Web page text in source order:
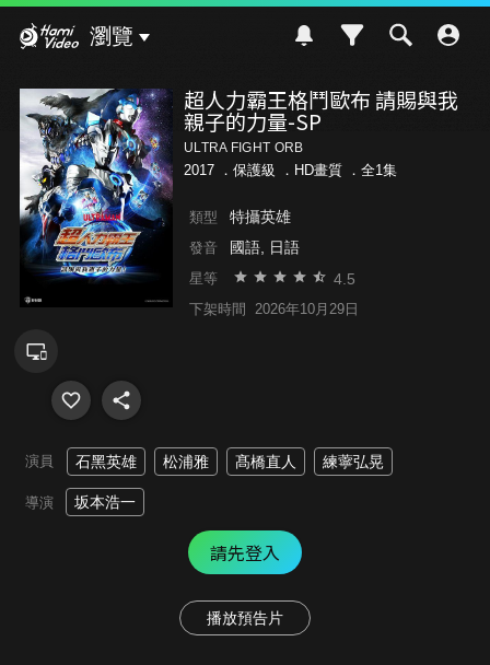
瀏覽
超人力霸王格鬥歐布 請賜與我
親子的力量-SP
ULTRA FIGHT ORB
2017 ． 保護級 ．HD畫質 ．全1集
類型 特攝英雄
發音 國語, 日語
星等 4.5
下架時間 2026年10月29日
演員 石黑英雄 松浦雅 髙橋直人 練薴弘晃
導演 坂本浩一
請先登入
播放預告片